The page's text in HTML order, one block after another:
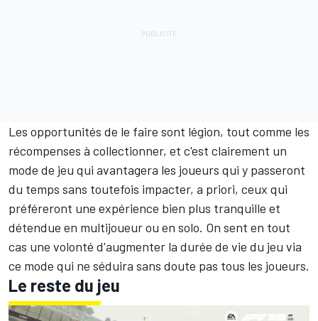
Les opportunités de le faire sont légion, tout comme les
récompenses à collectionner, et c'est clairement un
mode de jeu qui avantagera les joueurs qui y passeront
du temps sans toutefois impacter, a priori, ceux qui
préféreront une expérience bien plus tranquille et
détendue en multijoueur ou en solo. On sent en tout
cas une volonté d'augmenter la durée de vie du jeu via
ce mode qui ne séduira sans doute pas tous les joueurs.
Le reste du jeu